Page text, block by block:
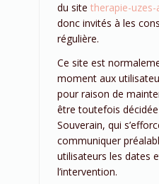
du site therapie-
donc invités à les
régulière.
Ce site est
moment aux
pour raison de
être toutefois
Souverain, qui
communiquer
utilisateurs les dates
l’intervention.